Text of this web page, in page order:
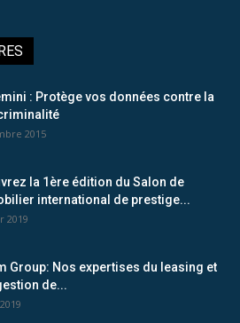
: Protège vos données contre la
2015
la 1ère édition du Salon de
international de prestige...
2019
Group: Nos expertises du leasing et
de...